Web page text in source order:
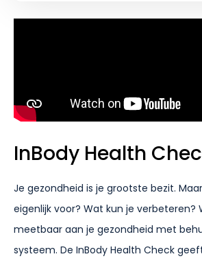
InBody Health
Je gezondheid is je grootste bezit.
eigenlijk voor? Wat kun je verbeteren?
meetbaar aan je gezondheid met
systeem. De InBody Health Check